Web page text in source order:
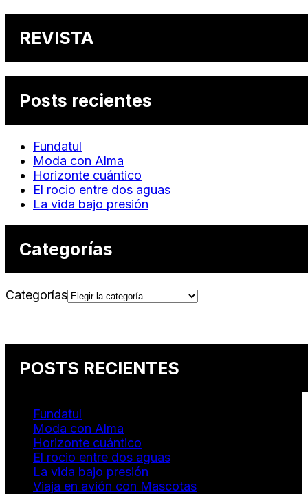
REVISTA
Posts recientes
Fundatul
Moda con Alma
Horizonte cuántico
El rocio entre dos aguas
La vida bajo presión
Categorías
Categorías
POSTS RECIENTES
Fundatul
Moda con Alma
Horizonte cuántico
El rocio entre dos aguas
La vida bajo presión
Viaja en avión con Mascotas